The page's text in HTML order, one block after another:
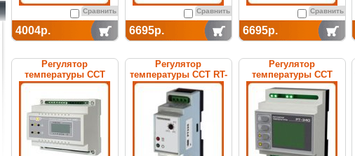
Сравнить
4004р.
Сравнить
6695р.
Сравнить
6695р.
Регулятор
температуры ССТ
РТ-220 электронный
Регулятор
температуры ССТ RT-
200E (teplodor)
электронный
Регулятор
температуры ССТ
РТ-340 электронный